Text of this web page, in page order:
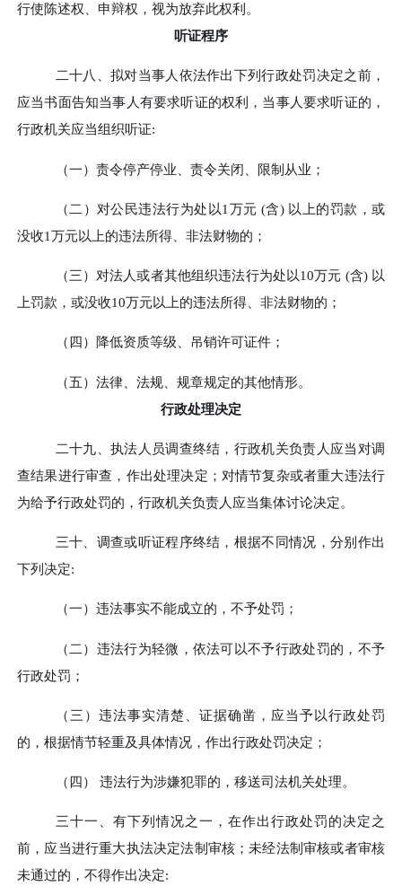
行使陈述权、申辩权，视为放弃此权利。
听证程序
二十八、 拟对当事人依法作出下列行政处罚决定之前，
应当书面告知当事人有要求听证的权利，当事人要求听证的，
行政机关应当组织听证:
（一） 责令停产停业、责令关闭、限制从业；
（二） 对公民违法行为处以1万元 (含)以上的罚款，或
没收1万元以上的违法所得、非法财物的；
（三） 对法人或者其他组织违法行为处以10万元 (含)以
上罚款，或没收10万元以上的违法所得、非法财物的；
（四） 降低资质等级、吊销许可证件；
（五） 法律、法规、规章规定的其他情形。
行政处理决定
二十九、 执法人员调查终结，行政机关负责人应当对调
查结果进行审查，作出处理决定；对情节复杂或者重大违法行
为给予行政处罚的，行政机关负责人应当集体讨论决定。
三十、 调查或听证程序终结，根据不同情况，分别作出
下列决定:
（一） 违法事实不能成立的，不予处罚；
（二） 违法行为轻微，依法可以不予行政处罚的，不予
行政处罚；
（三） 违法事实清楚、证据确凿，应当予以行政处罚
的，根据情节轻重及具体情况，作出行政处罚决定；
（四） 违法行为涉嫌犯罪的，移送司法机关处理。
三十一、 有下列情况之一，在作出行政处罚的决定之
前，应当进行重大执法决定法制审核；未经法制审核或者审核
未通过的，不得作出决定: